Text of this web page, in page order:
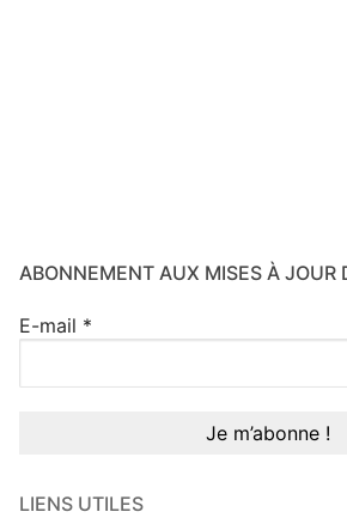
ABONNEMENT AUX MISES À JOUR
E-mail *
LIENS UTILES